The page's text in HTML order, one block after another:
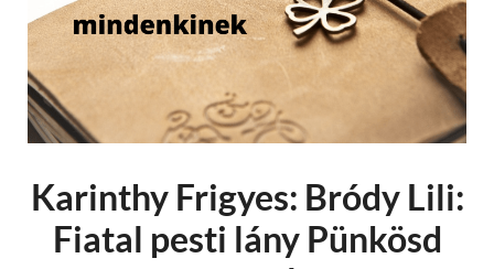
Karinthy Frigyes: Bródy Lili:
Fiatal pesti lány Pünkösd